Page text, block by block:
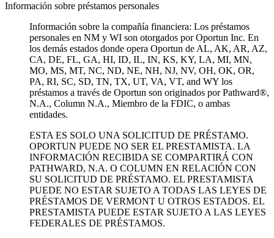
Información sobre préstamos personales
Información sobre la compañía financiera: Los préstamos
personales en NM y WI son otorgados por Oportun Inc. En
los demás estados donde opera Oportun de AL, AK, AR, AZ,
CA, DE, FL, GA, HI, ID, IL, IN, KS, KY, LA, MI, MN,
MO, MS, MT, NC, ND, NE, NH, NJ, NV, OH, OK, OR,
PA, RI, SC, SD, TN, TX, UT, VA, VT, and WY los
préstamos a través de Oportun son originados por Pathward®,
N.A., Column N.A., Miembro de la FDIC, o ambas
entidades.
ESTA ES SOLO UNA SOLICITUD DE PRÉSTAMO.
OPORTUN PUEDE NO SER EL PRESTAMISTA. LA
INFORMACIÓN RECIBIDA SE COMPARTIRÁ CON
PATHWARD, N.A. O COLUMN EN RELACIÓN CON
SU SOLICITUD DE PRÉSTAMO. EL PRESTAMISTA
PUEDE NO ESTAR SUJETO A TODAS LAS LEYES DE
PRÉSTAMOS DE VERMONT U OTROS ESTADOS. EL
PRESTAMISTA PUEDE ESTAR SUJETO A LAS LEYES
FEDERALES DE PRÉSTAMOS.